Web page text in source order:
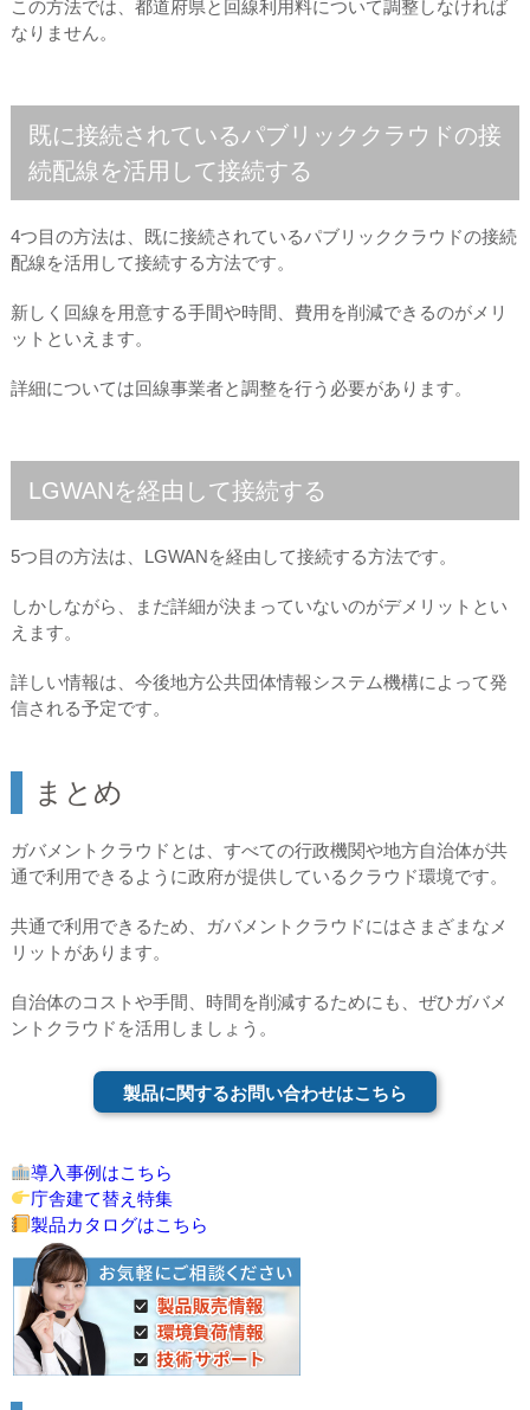
この方法では、都道府県と回線利用料について調整しなければ
なりません。
既に接続されているパブリッククラウドの接
続配線を活用して接続する
4つ目の方法は、既に接続されているパブリッククラウドの接続
配線を活用して接続する方法です。
新しく回線を用意する手間や時間、費用を削減できるのがメリ
ットといえます。
詳細については回線事業者と調整を行う必要があります。
LGWANを経由して接続する
5つ目の方法は、LGWANを経由して接続する方法です。
しかしながら、まだ詳細が決まっていないのがデメリットとい
えます。
詳しい情報は、今後地方公共団体情報システム機構によって発
信される予定です。
まとめ
ガバメントクラウドとは、すべての行政機関や地方自治体が共
通で利用できるように政府が提供しているクラウド環境です。
共通で利用できるため、ガバメントクラウドにはさまざまなメ
リットがあります。
自治体のコストや手間、時間を削減するためにも、ぜひガバメ
ントクラウドを活用しましょう。
製品に関するお問い合わせはこちら
導入事例はこちら
庁舎建て替え特集
製品カタログはこちら